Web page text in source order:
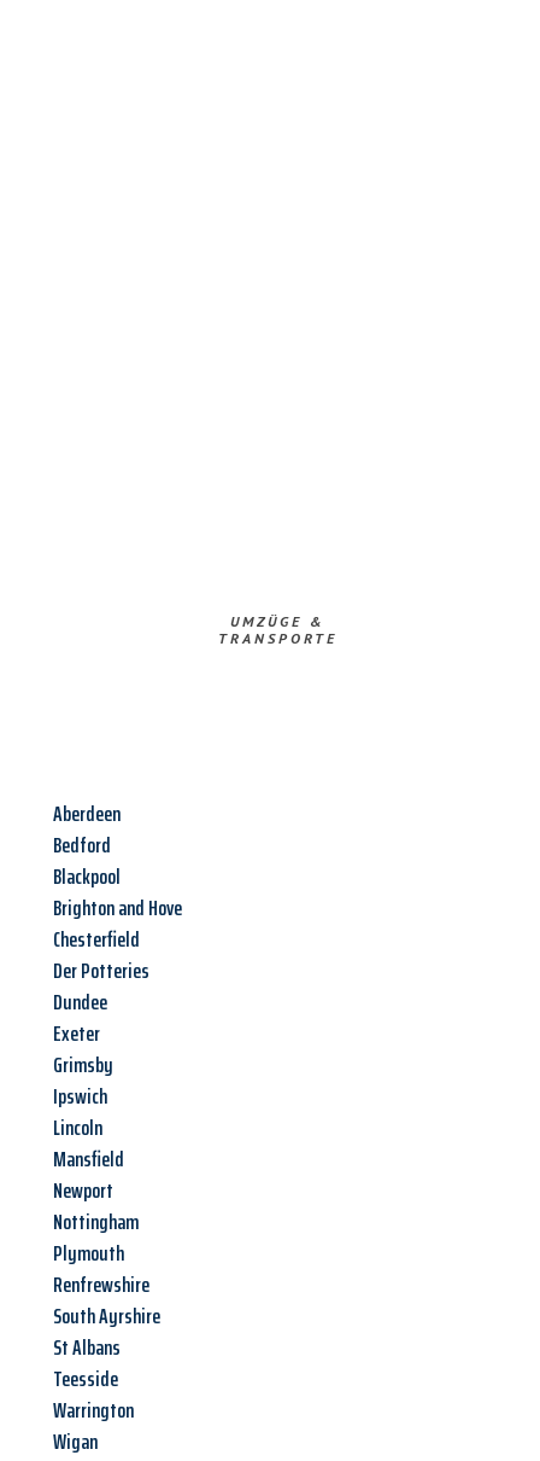
UMZÜGE &
TRANSPORTE
Aberdeen
Bedford
Blackpool
Brighton and Hove
Chesterfield
Der Potteries
Dundee
Exeter
Grimsby
Ipswich
Lincoln
Mansfield
Newport
Nottingham
Plymouth
Renfrewshire
South Ayrshire
St Albans
Teesside
Warrington
Wigan